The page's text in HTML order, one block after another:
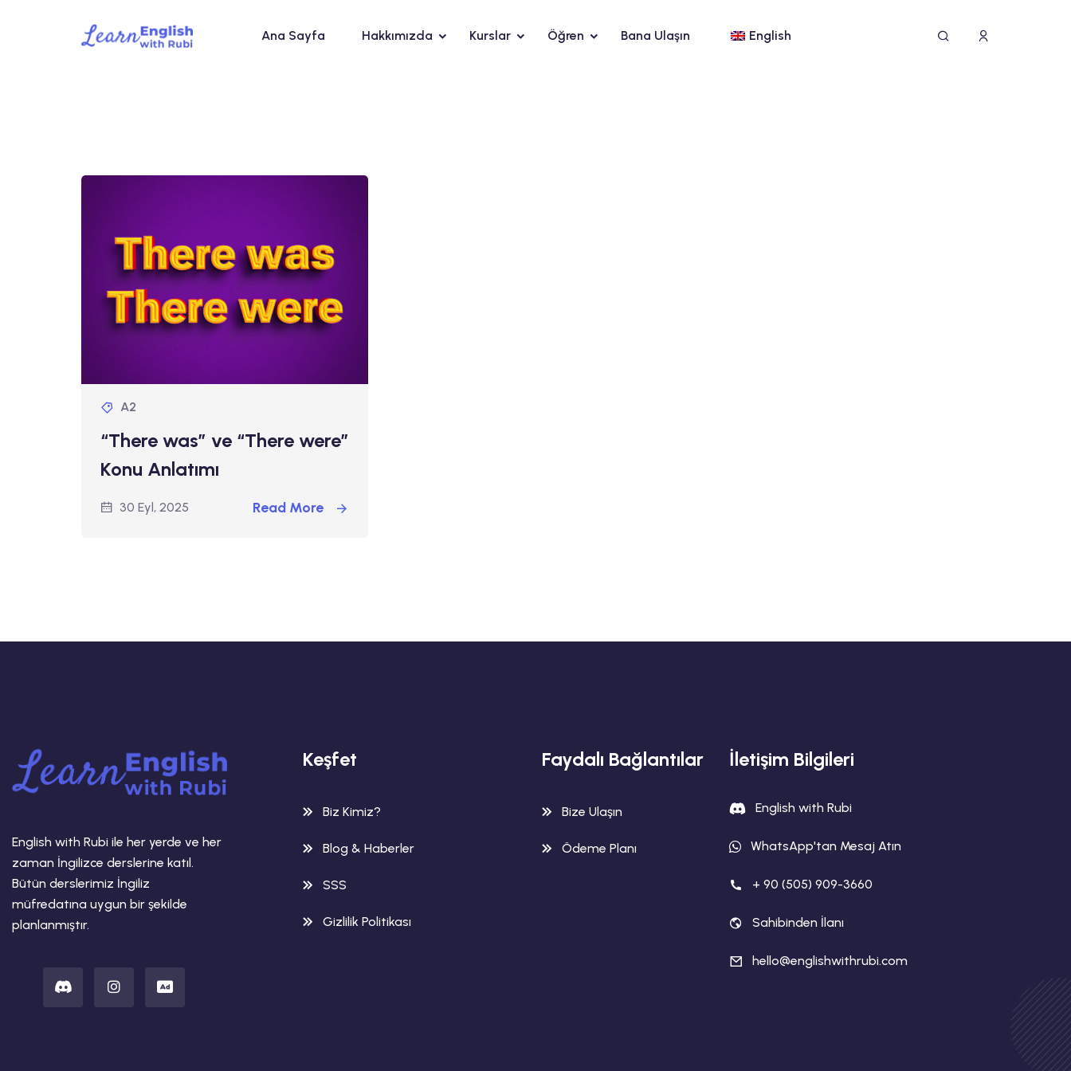
Ana Sayfa Hakkımızda Kurslar Öğren Bana Ulaşın English
A2
“There was” ve “There were”
Konu Anlatımı
30 Eyl, 2025 Read More
English with Rubi ile her yerde ve her
zaman İngilizce derslerine katıl.
Bütün derslerimiz İngiliz
müfredatına uygun bir şekilde
planlanmıştır.
Keşfet
Biz Kimiz?
Blog & Haberler
SSS
Gizlilik Politikası
Faydalı Bağlantılar
Bize Ulaşın
Ödeme Planı
İletişim Bilgileri
English with Rubi
WhatsApp'tan Mesaj Atın
+ 90 (505) 909-3660
Sahibinden İlanı
hello@englishwithrubi.com